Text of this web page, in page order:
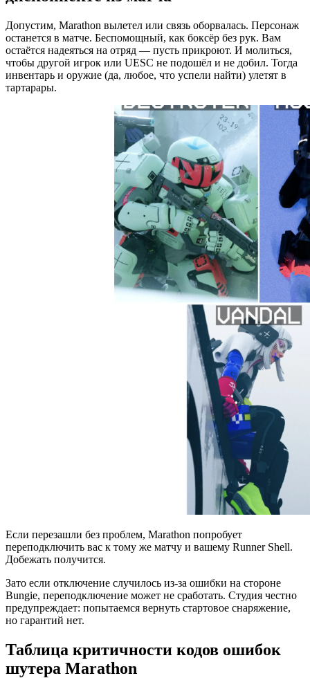
Допустим, Marathon вылетел или связь оборвалась. Персонаж
останется в матче. Беспомощный, как боксёр без рук. Вам
остаётся надеяться на отряд — пусть прикроют. И молиться,
чтобы другой игрок или UESC не подошёл и не добил. Тогда
инвентарь и оружие (да, любое, что успели найти) улетят в
тартарары.
Если перезашли без проблем, Marathon попробует
переподключить вас к тому же матчу и вашему Runner Shell.
Добежать получится.
Зато если отключение случилось из-за ошибки на стороне
Bungie, переподключение может не сработать. Студия честно
предупреждает: попытаемся вернуть стартовое снаряжение,
но гарантий нет.
Таблица критичности кодов ошибок
шутера Marathon